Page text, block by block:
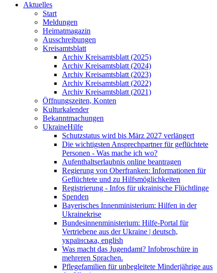
Aktuelles
Start
Meldungen
Heimatmagazin
Ausschreibungen
Kreisamtsblatt
Archiv Kreisamtsblatt (2025)
Archiv Kreisamtsblatt (2024)
Archiv Kreisamtsblatt (2023)
Archiv Kreisamtsblatt (2022)
Archiv Kreisamtsblatt (2021)
Öffnungszeiten, Konten
Kulturkalender
Bekanntmachungen
UkraineHilfe
Schutzstatus wird bis März 2027 verlängert
Die wichtigsten Ansprechpartner für geflüchtete
Personen - Was mache ich wo?
Aufenthaltserlaubnis online beantragen
Regierung von Oberfranken: Informationen für
Geflüchtete und zu Hilfsmöglichkeiten
Registrierung - Infos für ukrainische Flüchtlinge
Spenden
Bayerisches Innenministerium: Hilfen in der
Ukrainekrise
Bundesinnenministerium: Hilfe-Portal für
Vertriebene aus der Ukraine | deutsch,
українська, english
Was macht das Jugendamt? Infobroschüre in
mehreren Sprachen.
Pflegefamilien für unbegleitete Minderjährige aus